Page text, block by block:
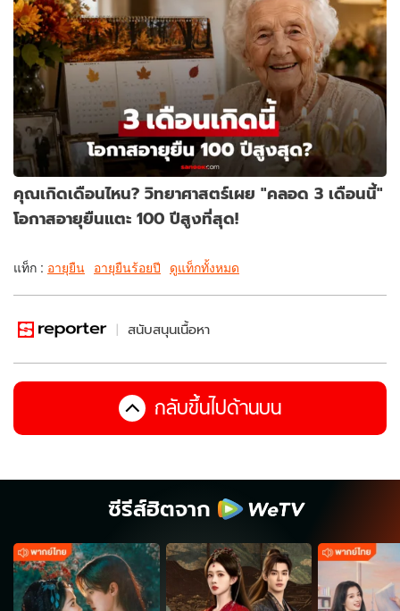
คุณเกิดเดือนไหน? วิทยาศาสตร์เผย "คลอด 3 เดือนนี้"
โอกาสอายุยืนแตะ 100 ปีสูงที่สุด!
แท็ก : อายุยืน อายุยืนร้อยปี ดูแท็กทั้งหมด
สนับสนุนเนื้อหา
กลับขึ้นไปด้านบน
ซีรีส์ฮิตจาก